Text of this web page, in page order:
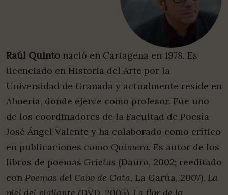
Raúl Quinto nació en Cartagena en 1978. Es
licenciado en Historia del Arte por la
Universidad de Granada y actualmente reside en
Almería, donde ejerce como profesor. Fue uno
de los coordinadores de la Facultad de Poesía
José Ángel Valente y ha colaborado como crítico
en publicaciones como Quimera. Es autor de los
libros de poemas Grietas (Dauro, 2002; reeditado
con Poemas del Cabo de Gata, La Garúa, 2007), La
piel del vigilante (DVD, 2005), La flor de la